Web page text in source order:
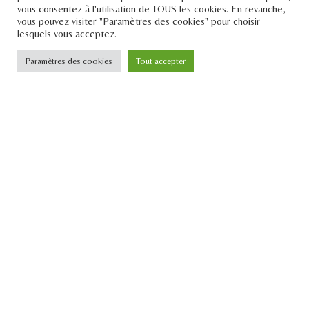
vous consentez à l'utilisation de TOUS les cookies. En revanche,
vous pouvez visiter "Paramètres des cookies" pour choisir
lesquels vous acceptez.
Paramètres des cookies Tout accepter